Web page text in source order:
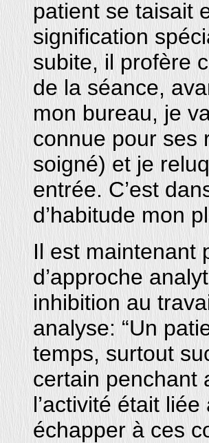
patient se taisait
signification
subite, il profère
de la séance,
mon bureau, je
connue pour ses
soigné) et je
entrée. C’est
d’habitude mon
Il est maintenant
d’approche
inhibition au
analyse: “Un
temps, surtout
certain penchant
l’activité était
échapper à ces